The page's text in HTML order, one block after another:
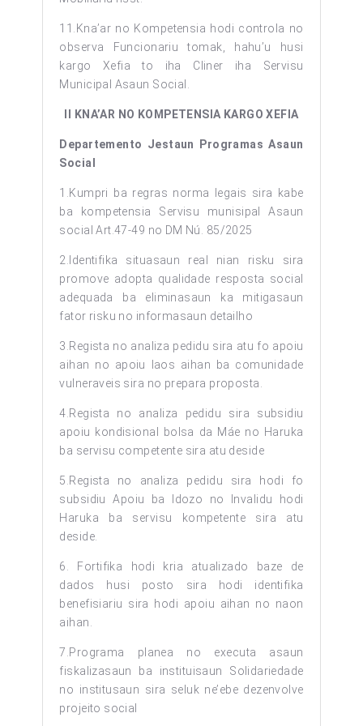
11.Kna’ar no Kompetensia hodi controla no
observa Funcionariu tomak, hahu’u husi
kargo Xefia to iha Cliner iha Servisu
Municipal Asaun Social.
II KNA’AR NO KOMPETENSIA KARGO XEFIA
Departemento Jestaun Programas Asaun
Social
1.Kumpri ba regras norma legais sira kabe
ba kompetensia Servisu munisipal Asaun
social Art.47-49 no DM Nú. 85/2025
2.Identifika situasaun real nian risku sira
promove adopta qualidade resposta social
adequada ba eliminasaun ka mitigasaun
fator risku no informasaun detailho
3.Regista no analiza pedidu sira atu fo apoiu
aihan no apoiu laos aihan ba comunidade
vulneraveis sira no prepara proposta.
4.Regista no analiza pedidu sira subsidiu
apoiu kondisional bolsa da Máe no Haruka
ba servisu competente sira atu deside
5.Regista no analiza pedidu sira hodi fo
subsidiu Apoiu ba Idozo no Invalidu hodi
Haruka ba servisu kompetente sira atu
deside.
6. Fortifika hodi kria atualizado baze de
dados husi posto sira hodi identifika
benefisiariu sira hodi apoiu aihan no naon
aihan.
7.Programa planea no executa asaun
fiskalizasaun ba instituisaun Solidariedade
no institusaun sira seluk ne’ebe dezenvolve
projeito social